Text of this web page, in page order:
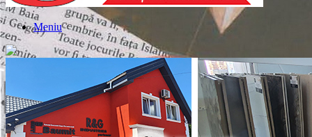
Meniu